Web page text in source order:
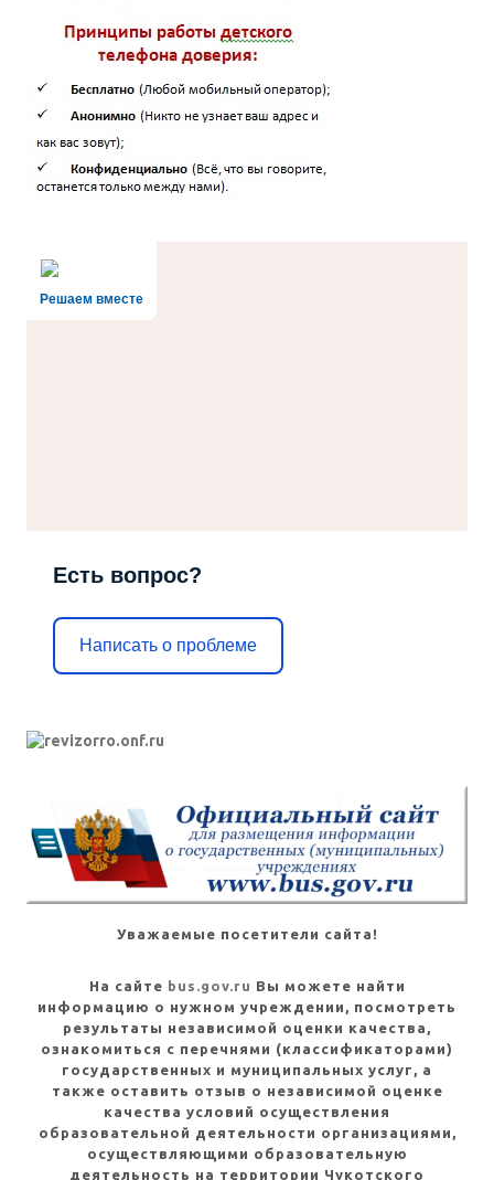
Решаем вместе
Есть вопрос?
Написать о проблеме
Уважаемые посетители сайта!
На сайте bus.gov.ru Вы можете найти
информацию о нужном учреждении, посмотреть
результаты независимой оценки качества,
ознакомиться с перечнями (классификаторами)
государственных и муниципальных услуг, а
также оставить отзыв о независимой оценке
качества условий осуществления
образовательной деятельности организациями,
осуществляющими образовательную
деятельность на территории Чукотского